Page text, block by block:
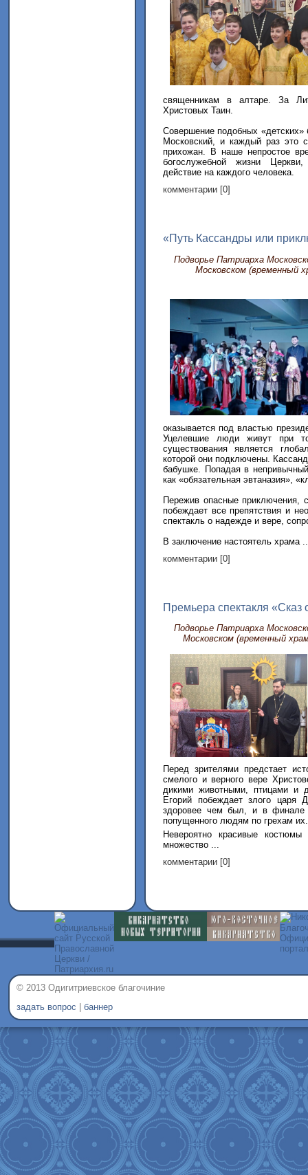
священникам в алтаре. За
Христовых Таин.
Совершение подобных «детских»
Московский, и каждый раз это
прихожан. В наше непростое
богослужебной жизни
действие на каждого человека.
комментарии [0]
«Путь Кассандры или
Подворье Патриарха
Московском (временный
оказывается под властью
Уцелевшие люди живут при
существования является
которой они подключены.
бабушке. Попадая в
как «обязательная эвтаназия»,
Пережив опасные приключения,
побеждает все препятствия и
спектакль о надежде и вере,
В заключение настоятель храма
комментарии [0]
Премьера спектакля
Подворье Патриарха
Московском (временный
Перед зрителями предстает
смелого и верного вере
дикими животными, птицами и
Егорий побеждает злого
здоровее чем был, и в финале
попущенного людям по грехам их.
Невероятно красивые
множество ...
комментарии [0]
© 2013 Одигитриевское благочиние
задать вопрос
баннер